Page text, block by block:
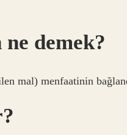
demek?
mal) menfaatinin